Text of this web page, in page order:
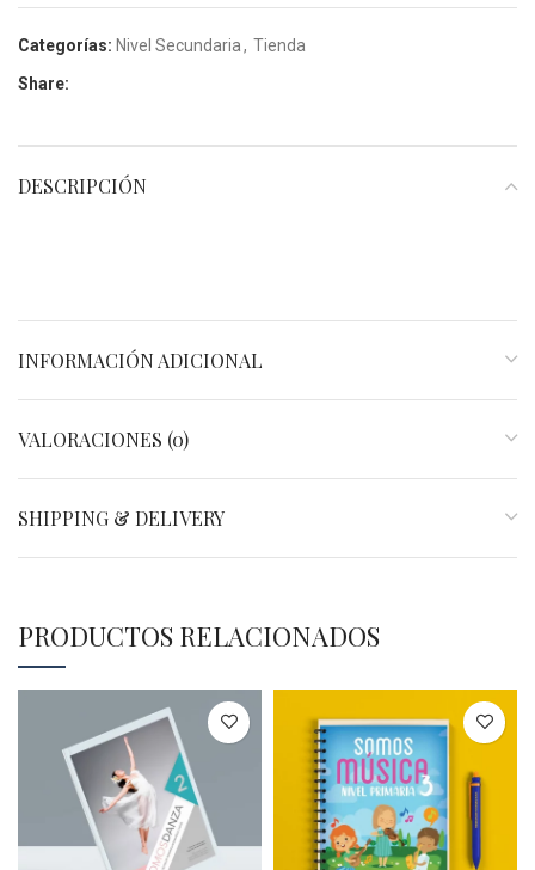
Categorías: Nivel Secundaria, Tienda
Share:
DESCRIPCIÓN
INFORMACIÓN ADICIONAL
VALORACIONES (0)
SHIPPING & DELIVERY
PRODUCTOS RELACIONADOS